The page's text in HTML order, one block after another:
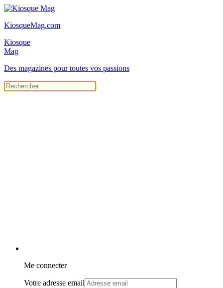
KiosqueMag.com
Kiosque
Mag
Des magazines pour toutes vos passions
Me connecter
Votre adresse email